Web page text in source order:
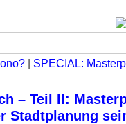
SPECIAL:
– Teil II:
Stadtplanung